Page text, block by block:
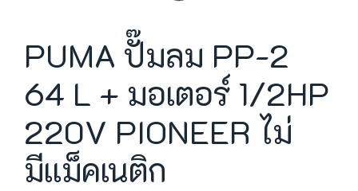
PUMA ปั๊มลม PP-2
64 L + มอเตอร์ 1/2HP
220V PIONEER ไม่
มีเเม็คเนติก